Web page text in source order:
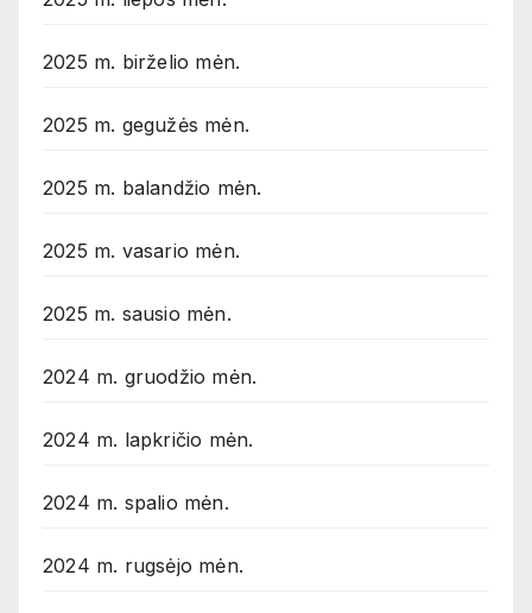
2025 m. birželio mėn.
2025 m. gegužės mėn.
2025 m. balandžio mėn.
2025 m. vasario mėn.
2025 m. sausio mėn.
2024 m. gruodžio mėn.
2024 m. lapkričio mėn.
2024 m. spalio mėn.
2024 m. rugsėjo mėn.